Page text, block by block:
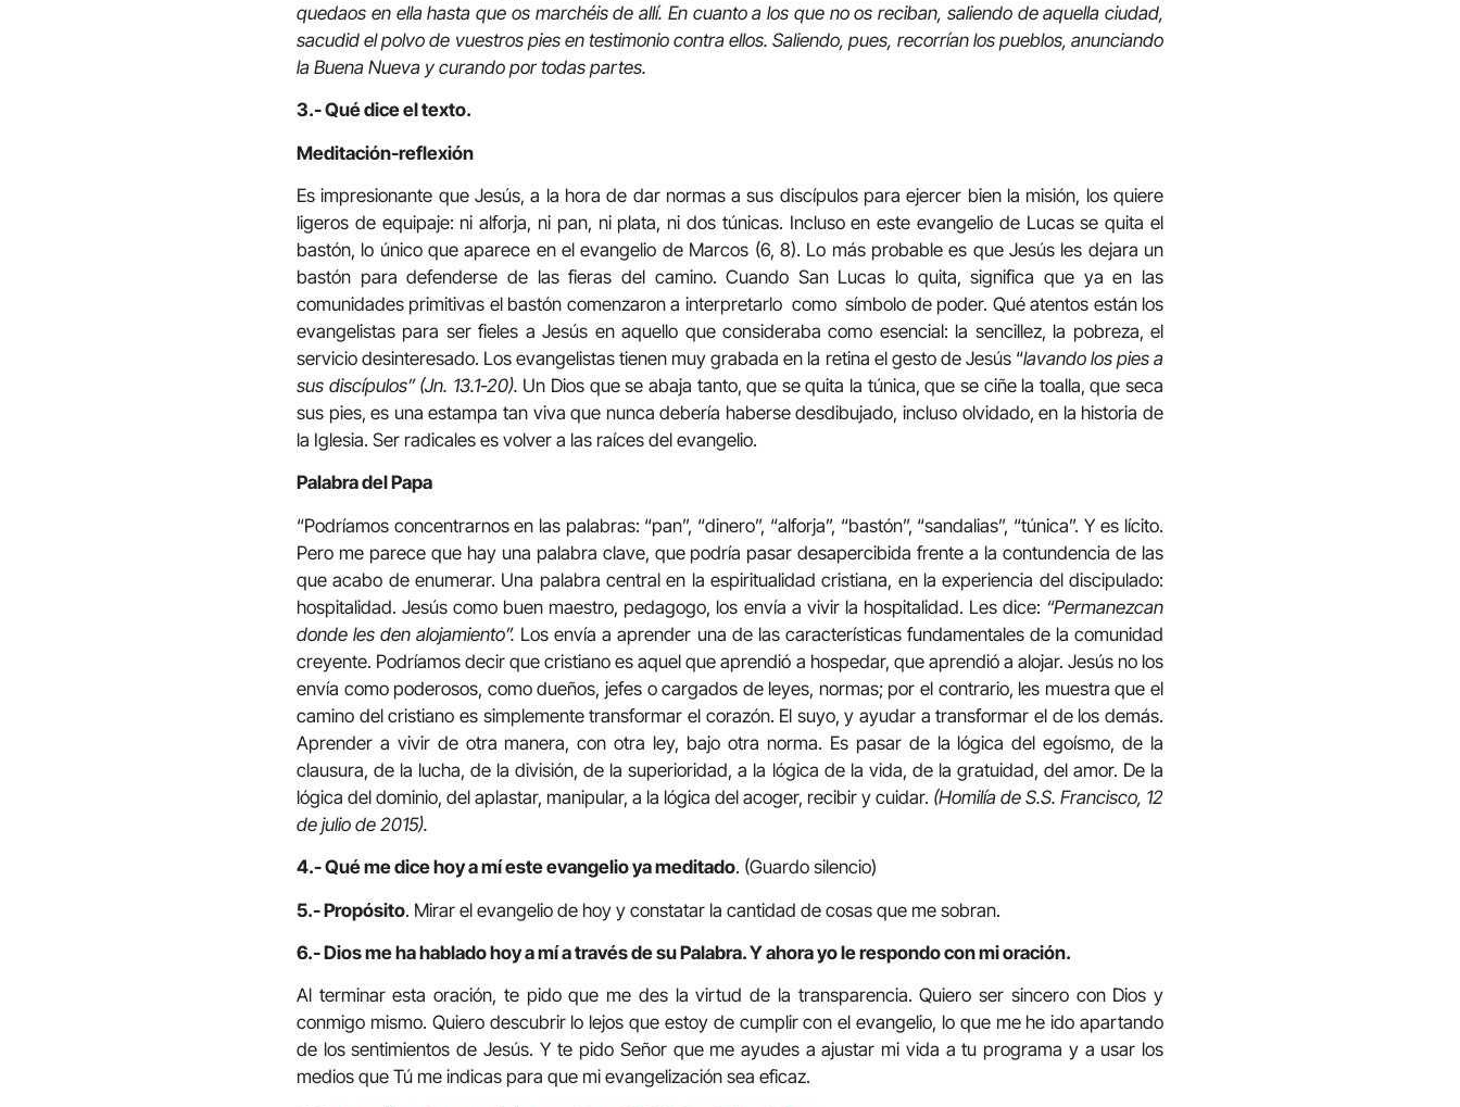
quedaos en ella hasta que os marchéis de allí. En cuanto a los que no os reciban, saliendo de aquella ciudad,
sacudid el polvo de vuestros pies en testimonio contra ellos. Saliendo, pues, recorrían los pueblos, anunciando
la Buena Nueva y curando por todas partes.
3.- Qué dice el texto.
Meditación-reflexión
Es impresionante que Jesús, a la hora de dar normas a sus discípulos para ejercer bien la misión, los quiere
ligeros de equipaje: ni alforja, ni pan, ni plata, ni dos túnicas. Incluso en este evangelio de Lucas se quita el
bastón, lo único que aparece en el evangelio de Marcos (6, 8). Lo más probable es que Jesús les dejara un
bastón para defenderse de las fieras del camino. Cuando San Lucas lo quita, significa que ya en las
comunidades primitivas el bastón comenzaron a interpretarlo como símbolo de poder. Qué atentos están los
evangelistas para ser fieles a Jesús en aquello que consideraba como esencial: la sencillez, la pobreza, el
servicio desinteresado. Los evangelistas tienen muy grabada en la retina el gesto de Jesús “lavando los pies a
sus discípulos” (Jn. 13.1-20). Un Dios que se abaja tanto, que se quita la túnica, que se ciñe la toalla, que seca
sus pies, es una estampa tan viva que nunca debería haberse desdibujado, incluso olvidado, en la historia de
la Iglesia. Ser radicales es volver a las raíces del evangelio.
Palabra del Papa
“Podríamos concentrarnos en las palabras: “pan”, “dinero”, “alforja”, “bastón”, “sandalias”, “túnica”. Y es lícito.
Pero me parece que hay una palabra clave, que podría pasar desapercibida frente a la contundencia de las
que acabo de enumerar. Una palabra central en la espiritualidad cristiana, en la experiencia del discipulado:
hospitalidad. Jesús como buen maestro, pedagogo, los envía a vivir la hospitalidad. Les dice: “Permanezcan
donde les den alojamiento”. Los envía a aprender una de las características fundamentales de la comunidad
creyente. Podríamos decir que cristiano es aquel que aprendió a hospedar, que aprendió a alojar. Jesús no los
envía como poderosos, como dueños, jefes o cargados de leyes, normas; por el contrario, les muestra que el
camino del cristiano es simplemente transformar el corazón. El suyo, y ayudar a transformar el de los demás.
Aprender a vivir de otra manera, con otra ley, bajo otra norma. Es pasar de la lógica del egoísmo, de la
clausura, de la lucha, de la división, de la superioridad, a la lógica de la vida, de la gratuidad, del amor. De la
lógica del dominio, del aplastar, manipular, a la lógica del acoger, recibir y cuidar. (Homilía de S.S. Francisco, 12
de julio de 2015).
4.- Qué me dice hoy a mí este evangelio ya meditado. (Guardo silencio)
5.- Propósito. Mirar el evangelio de hoy y constatar la cantidad de cosas que me sobran.
6.- Dios me ha hablado hoy a mí a través de su Palabra. Y ahora yo le respondo con mi oración.
Al terminar esta oración, te pido que me des la virtud de la transparencia. Quiero ser sincero con Dios y
conmigo mismo. Quiero descubrir lo lejos que estoy de cumplir con el evangelio, lo que me he ido apartando
de los sentimientos de Jesús. Y te pido Señor que me ayudes a ajustar mi vida a tu programa y a usar los
medios que Tú me indicas para que mi evangelización sea eficaz.